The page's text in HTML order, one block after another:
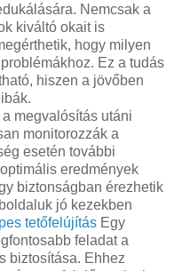
Nemcsak a
kiváltó okait is
hogy milyen
Ez a tudás
hiszen a jövőben
megvalósítás utáni
monitorozzák a
esetén további
eredmények
biztonságban érezhetik
jó kezekben
tetőfelújítás Egy
feladat a
biztosítása. Ehhez